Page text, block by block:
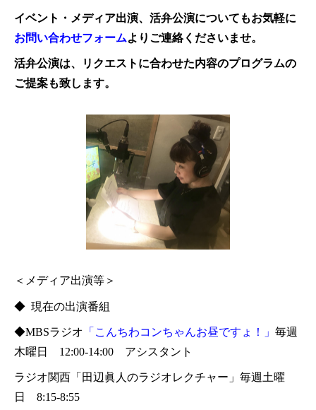
イベント・メディア出演、活弁公演についてもお気軽に
お問い合わせフォームよりご連絡くださいませ。
活弁公演は、リクエストに合わせた内容のプログラムの
ご提案も致します。
＜メディア出演等＞
◆ 現在の出演番組
◆MBSラジオ 「こんちわコンちゃんお昼ですょ！」 毎週
木曜日 12:00‐14:00 アシスタント
ラジオ関西「田辺眞人のラジオレクチャー」毎週土曜
日 8:15-8:55